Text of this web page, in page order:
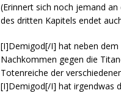
(Erinnert sich noch jemand
des dritten Kapitels endet
[I]Demigod[/I] hat neben
Nachkommen gegen die
Totenreiche der
[I]Demigod[/I] hat irgendwas